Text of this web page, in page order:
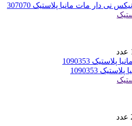
دار مات مانیا پلاستیک 307070
عدد
1090353
عدد